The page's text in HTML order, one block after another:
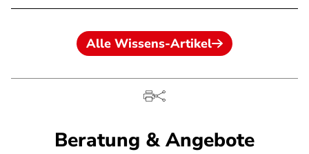
Alle Wissens-Artikel
Beratung & Angebote